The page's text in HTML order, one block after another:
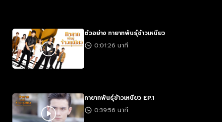
ตัวอย่าง ทายาทพันธุ์ข้าวเหนียว
0:01:26 นาที
ทายาทพันธุ์ข้าวเหนียว EP.1
0:39:56 นาที